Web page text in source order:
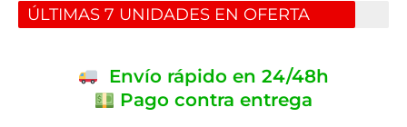
ÚLTIMAS 7 UNIDADES EN OFERTA
Envío rápido en 24/48h
Pago contra entrega